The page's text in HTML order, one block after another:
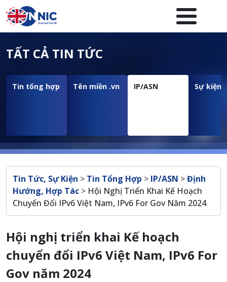
Nhảy đến nội dung
Menuheader của website
TẤT CẢ TIN TỨC
Tin tổng hợp Tên miền .vn IP/ASN Sự kiện
Breadcrumb
Tin Tức, Sự Kiện > Tin Tổng Hợp > IP/ASN >Định
Hướng, Hợp Tác > Hội Nghị Triển Khai Kế Hoạch
Chuyển Đổi IPv6 Việt Nam, IPv6 For Gov Năm 2024
Hội nghị triển khai Kế hoạch
chuyển đổi IPv6 Việt Nam, IPv6 For
Gov năm 2024